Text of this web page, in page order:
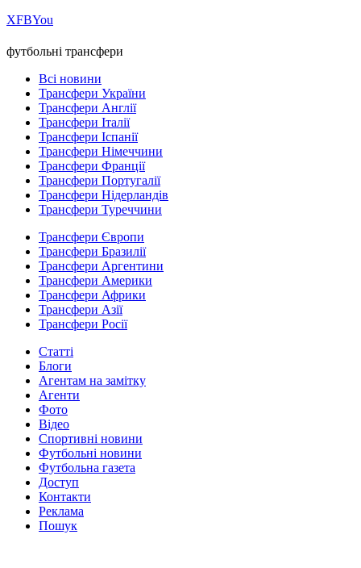
ХFBYou
футбольні трансфери
Всі новини
Трансфери України
Трансфери Англії
Трансфери Італії
Трансфери Іспанії
Трансфери Німеччини
Трансфери Франції
Трансфери Португалії
Трансфери Нідерландів
Трансфери Туреччини
Трансфери Європи
Трансфери Бразилії
Трансфери Аргентини
Трансфери Америки
Трансфери Африки
Трансфери Азії
Трансфери Росії
Статті
Блоги
Агентам на замітку
Агенти
Фото
Відео
Спортивні новини
Футбольні новини
Футбольна газета
Доступ
Контакти
Реклама
Пошук